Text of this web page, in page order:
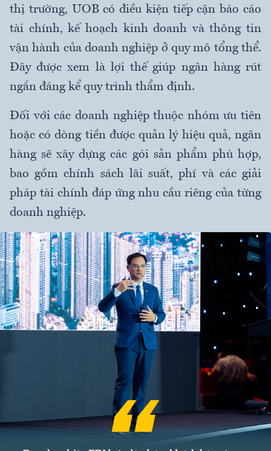
thị trường, UOB có điều kiện tiếp cận báo cáo
tài chính, kế hoạch kinh doanh và thông tin
vận hành của doanh nghiệp ở quy mô tổng thể.
Đây được xem là lợi thế giúp ngân hàng rút
ngắn đáng kể quy trình thẩm định.
Đối với các doanh nghiệp thuộc nhóm ưu tiên
hoặc có dòng tiền được quản lý hiệu quả, ngân
hàng sẽ xây dựng các gói sản phẩm phù hợp,
bao gồm chính sách lãi suất, phí và các giải
pháp tài chính đáp ứng nhu cầu riêng của từng
doanh nghiệp.